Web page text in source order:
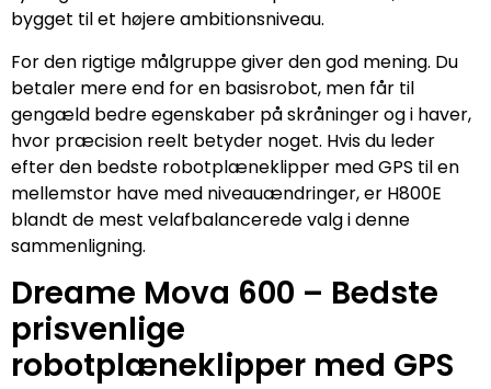
bygget til et højere ambitionsniveau.
For den rigtige målgruppe giver den god mening. Du
betaler mere end for en basisrobot, men får til
gengæld bedre egenskaber på skråninger og i haver,
hvor præcision reelt betyder noget. Hvis du leder
efter den bedste robotplæneklipper med GPS til en
mellemstor have med niveauændringer, er H800E
blandt de mest velafbalancerede valg i denne
sammenligning.
Dreame Mova 600 – Bedste
prisvenlige
robotplæneklipper med GPS